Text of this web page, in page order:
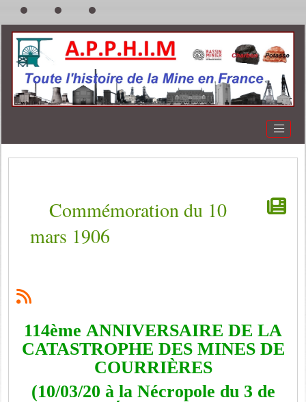
Commémoration du 10
mars 1906
114ème ANNIVERSAIRE DE LA
CATASTROPHE DES MINES DE
COURRIÈRES
(10/03/20 à la Nécropole du 3 de